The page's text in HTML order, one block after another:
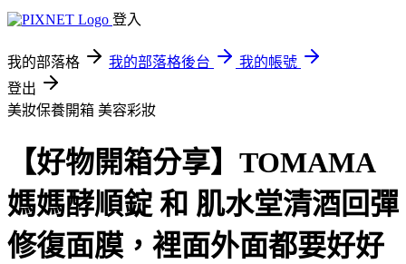
登入
我的部落格 我的部落格後台
我的帳號
登出
美妝保養開箱 美容彩妝
【好物開箱分享】TOMAMA
媽媽酵順錠 和 肌水堂清酒回彈
修復面膜，裡面外面都要好好